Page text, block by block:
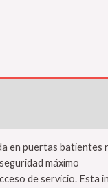
en puertas batientes
máximo
de servicio. Esta